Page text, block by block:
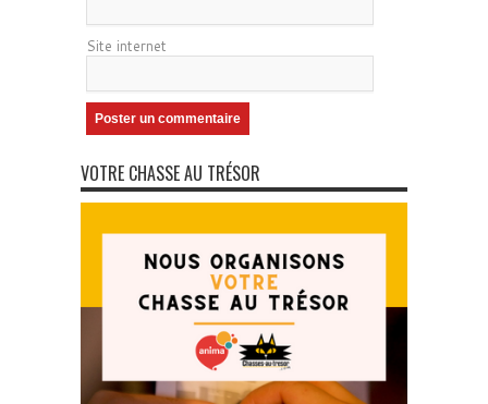
Site internet
VOTRE CHASSE AU TRÉSOR